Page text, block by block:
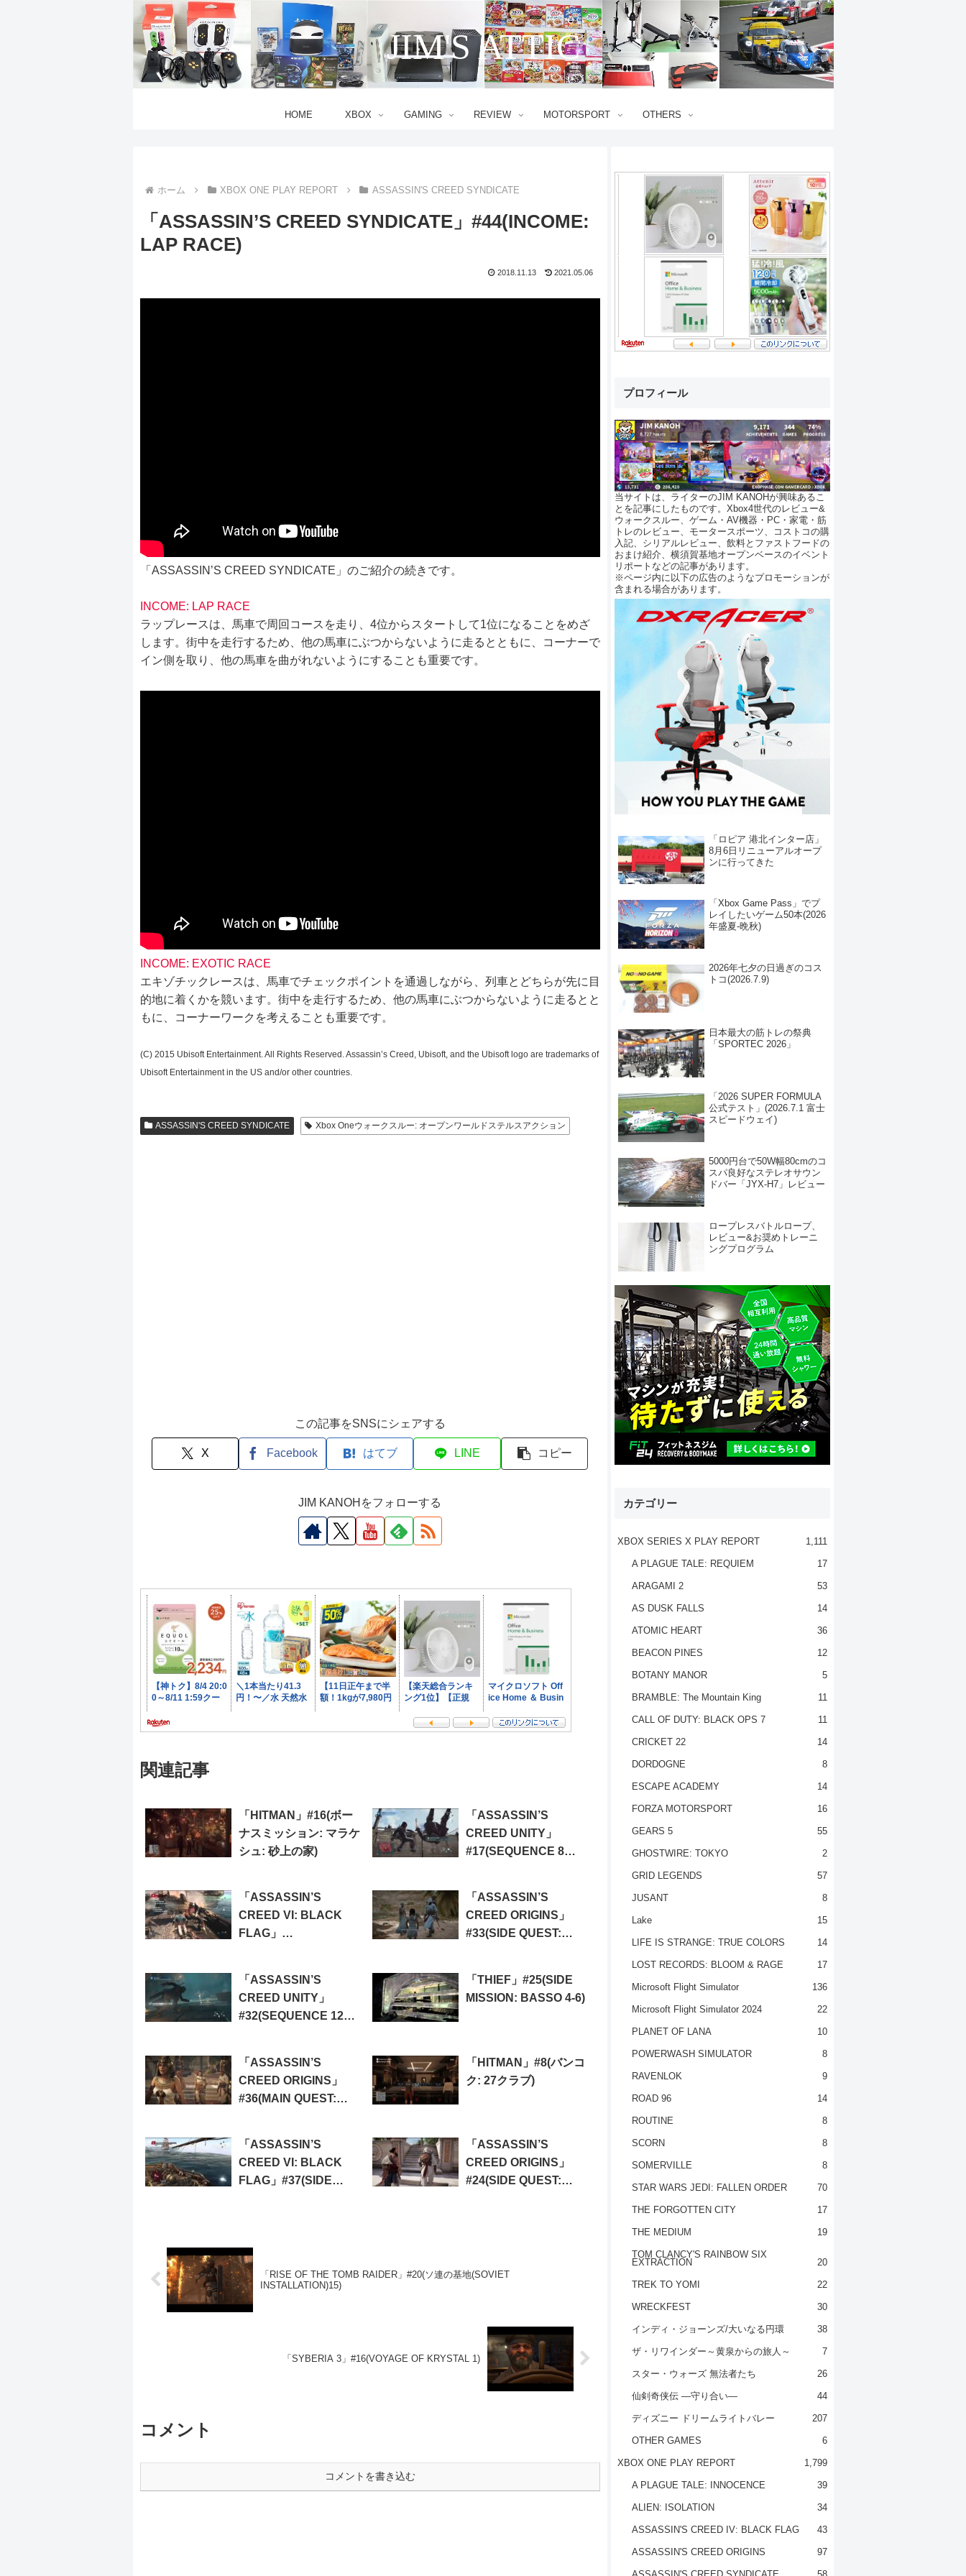
JIM'S ATTIC
HOME XBOX GAMING REVIEW MOTORSPORT OTHERS
ホーム XBOX ONE PLAY REPORT ASSASSIN'S CREED SYNDICATE
「ASSASSIN’S CREED SYNDICATE」#44(INCOME:
LAP RACE)
2018.11.13 2021.05.06
「ASSASSIN’S CREED SYNDICATE」のご紹介の続きです。
INCOME: LAP RACE
ラップレースは、馬車で周回コースを走り、4位からスタートして1位になることをめざ
します。街中を走行するため、他の馬車にぶつからないように走るとともに、コーナーで
イン側を取り、他の馬車を曲がれないようにすることも重要です。
INCOME: EXOTIC RACE
エキゾチックレースは、馬車でチェックポイントを通過しながら、列車とどちらが先に目
的地に着くかを競います。街中を走行するため、他の馬車にぶつからないように走るとと
もに、コーナーワークを考えることも重要です。
(C) 2015 Ubisoft Entertainment. All Rights Reserved. Assassin’s Creed, Ubisoft, and the Ubisoft logo are trademarks of
Ubisoft Entertainment in the US and/or other countries.
ASSASSIN'S CREED SYNDICATE Xbox Oneウォークスルー: オープンワールドステルスアクション
この記事をSNSにシェアする
X Facebook はてブ LINE コピー
JIM KANOHをフォローする
関連記事
「HITMAN」#16(ボー
ナスミッション: マラケ
シュ: 砂上の家)
「ASSASSIN’S
CREED UNITY」
#17(SEQUENCE 8
MASSACRES)
「ASSASSIN’S
CREED VI: BLACK
FLAG」
FLAG)
「ASSASSIN’S
CREED ORIGINS」
#33(SIDE QUEST:
「ASSASSIN’S
CREED UNITY」
#32(SEQUENCE 12
「THIEF」#25(SIDE
MISSION: BASSO 4-6)
「ASSASSIN’S
CREED ORIGINS」
#36(MAIN QUEST:
「HITMAN」#8(バンコ
ク: 27クラブ)
「ASSASSIN’S
CREED VI: BLACK
FLAG」#37(SIDE
「ASSASSIN’S
CREED ORIGINS」
#24(SIDE QUEST:
「RISE OF THE TOMB RAIDER」#20(ソ連の基地(SOVIET
INSTALLATION)15)
「SYBERIA 3」#16(VOYAGE OF KRYSTAL 1)
コメント
コメントを書き込む
プロフィール
当サイトは、ライターのJIM KANOHが興味あるこ
とを記事にしたものです。Xbox4世代のレビュー&
ウォークスルー、ゲーム・AV機器・PC・家電・筋
トレのレビュー、モータースポーツ、コストコの購
入記、シリアルレビュー、飲料とファストフードの
おまけ紹介、横須賀基地オープンベースのイベント
リポートなどの記事があります。
※ページ内に以下の広告のようなプロモーションが
含まれる場合があります。
「ロピア 港北インター店」
8月6日リニューアルオープ
ンに行ってきた
「Xbox Game Pass」でプ
レイしたいゲーム50本(2026
年盛夏-晩秋)
2026年七夕の日過ぎのコス
トコ(2026.7.9)
日本最大の筋トレの祭典
「SPORTEC 2026」
「2026 SUPER FORMULA
公式テスト」(2026.7.1 富士
スピードウェイ)
5000円台で50W幅80cmのコ
スパ良好なステレオサウン
ドバー「JYX-H7」レビュー
ロープレスバトルロープ、
レビュー&お奨めトレーニ
ングプログラム
カテゴリー
XBOX SERIES X PLAY REPORT 1,111
A PLAGUE TALE: REQUIEM 17
ARAGAMI 2 53
AS DUSK FALLS 14
ATOMIC HEART 36
BEACON PINES 12
BOTANY MANOR 5
BRAMBLE: The Mountain King 11
CALL OF DUTY: BLACK OPS 7 11
CRICKET 22 14
DORDOGNE 8
ESCAPE ACADEMY 14
FORZA MOTORSPORT 16
GEARS 5 55
GHOSTWIRE: TOKYO 2
GRID LEGENDS 57
JUSANT 8
Lake 15
LIFE IS STRANGE: TRUE COLORS 14
LOST RECORDS: BLOOM & RAGE 17
Microsoft Flight Simulator 136
Microsoft Flight Simulator 2024 22
PLANET OF LANA 10
POWERWASH SIMULATOR 8
RAVENLOK 9
ROAD 96 14
ROUTINE 8
SCORN 8
SOMERVILLE 8
STAR WARS JEDI: FALLEN ORDER 70
THE FORGOTTEN CITY 17
THE MEDIUM 19
TOM CLANCY'S RAINBOW SIX
EXTRACTION 20
TREK TO YOMI 22
WRECKFEST 30
インディ・ジョーンズ/大いなる円環 38
ザ・リワインダー～黄泉からの旅人～ 7
スター・ウォーズ 無法者たち 26
仙剣奇侠伝 ―守り合い― 44
ディズニー ドリームライトバレー 207
OTHER GAMES 6
XBOX ONE PLAY REPORT 1,799
A PLAGUE TALE: INNOCENCE 39
ALIEN: ISOLATION 34
ASSASSIN'S CREED IV: BLACK FLAG 43
ASSASSIN'S CREED ORIGINS 97